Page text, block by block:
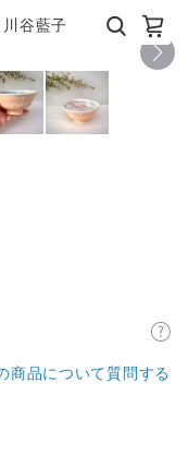
川谷藍子 /10
商品について質問する